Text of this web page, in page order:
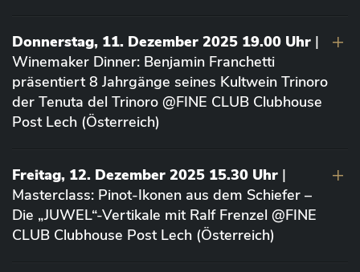
Donnerstag, 11. Dezember 2025 19.00 Uhr |
Winemaker Dinner: Benjamin Franchetti
präsentiert 8 Jahrgänge seines Kultwein Trinoro
der Tenuta del Trinoro @FINE CLUB Clubhouse
Post Lech (Österreich)
Freitag, 12. Dezember 2025 15.30 Uhr |
Masterclass: Pinot-Ikonen aus dem Schiefer –
Die „JUWEL“-Vertikale mit Ralf Frenzel @FINE
CLUB Clubhouse Post Lech (Österreich)